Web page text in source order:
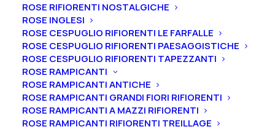
ROSE RIFIORENTI NOSTALGICHE
ROSE INGLESI
ROSE CESPUGLIO RIFIORENTI LE FARFALLE
ROSE CESPUGLIO RIFIORENTI PAESAGGISTICHE
ROSE CESPUGLIO RIFIORENTI TAPEZZANTI
ROSE RAMPICANTI
ROSE RAMPICANTI ANTICHE
ROSE RAMPICANTI GRANDI FIORI RIFIORENTI
ROSE RAMPICANTI A MAZZI RIFIORENTI
ROSE RAMPICANTI RIFIORENTI TREILLAGE
Pero “Nashi Hosui”
18,00€
Maturazione: Da metà a fine Agosto
Autofertile
Sapore: dolce, aromatica